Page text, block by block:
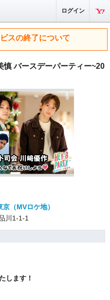
ログイン
スの終了について
慎 バースデーパーティー~20
（MVロケ地）
川1-1-1
します！